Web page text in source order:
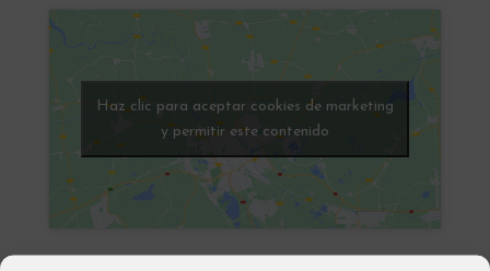
Haz clic para aceptar cookies de marketing
y permitir este contenido